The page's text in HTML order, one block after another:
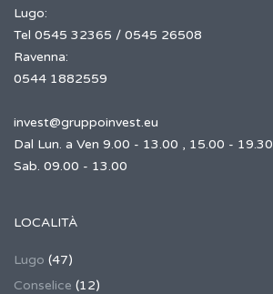
Lugo:
Tel 0545 32365 / 0545 26508
Ravenna:
0544 1882559
invest@gruppoinvest.eu
Dal Lun. a Ven 9.00 - 13.00 , 15.00 - 19.30
Sab. 09.00 - 13.00
LOCALITÀ
Lugo (47)
Conselice (12)